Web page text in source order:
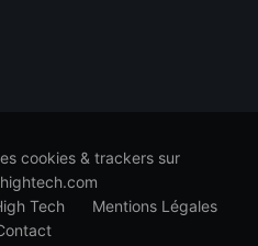
cookies & trackers sur
Tech
Mentions Légales